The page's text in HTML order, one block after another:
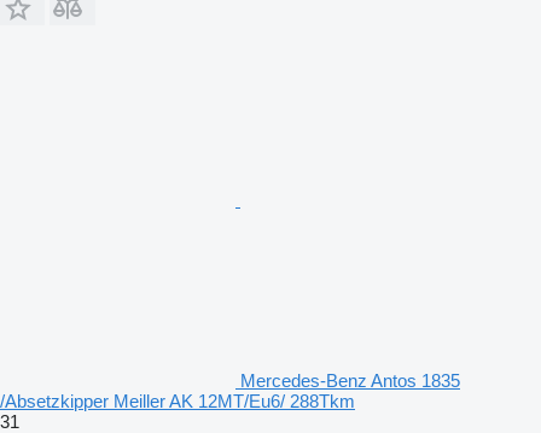
Mercedes-Benz Antos 1835
/Absetzkipper Meiller AK 12MT/Eu6/ 288Tkm
31